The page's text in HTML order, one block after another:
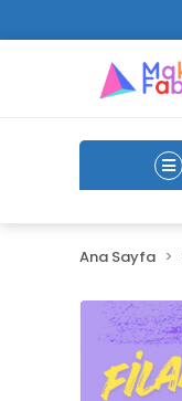
Ana Sayfa